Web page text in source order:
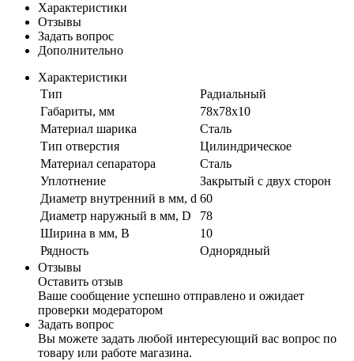
Характеристики
Отзывы
Задать вопрос
Дополнительно
Характеристики
Тип
Радиальный
Габариты, мм
78х78х10
Материал шарика
Сталь
Тип отверстия
Цилиндрическое
Материал сепаратора
Сталь
Уплотнение
Закрытый с двух сторон
Диаметр внутренний в мм, d 60
Диаметр наружный в мм, D
78
Ширина в мм, B
10
Рядность
Однорядный
Отзывы
Оставить отзыв
Ваше сообщение успешно отправлено и ожидает
проверки модератором
Задать вопрос
Вы можете задать любой интересующий вас вопрос по
товару или работе магазина.